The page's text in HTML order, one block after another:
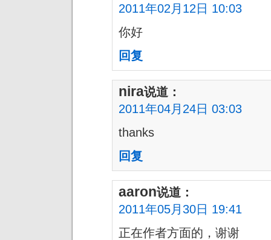
2011年02月12日 10:03
你好
回复
nira说道：
2011年04月24日 03:03
thanks
回复
aaron说道：
2011年05月30日 19:41
正在作者方面的，谢谢